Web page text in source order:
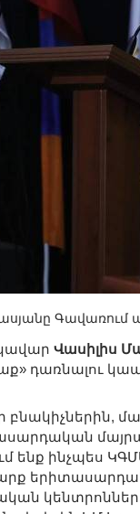
Գավառում
Վասիլիս
դառնալու
բնակիչներին,
ենք ինչպես